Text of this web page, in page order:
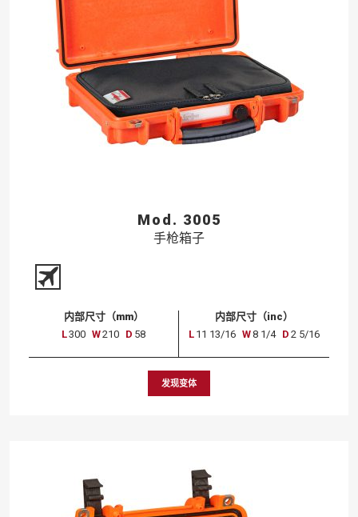
Mod. 3005
手枪箱子
内部尺寸（mm）
L300 W210 D 58
内部尺寸（inc）
L 11 13/16 W8 1/4 D 2 5/16
发现变体